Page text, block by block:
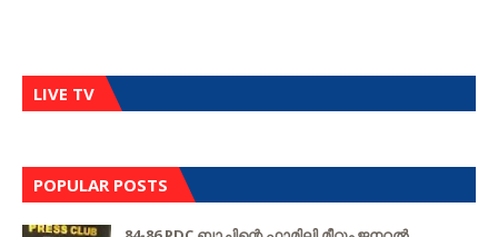
LIVE TV
POPULAR POSTS